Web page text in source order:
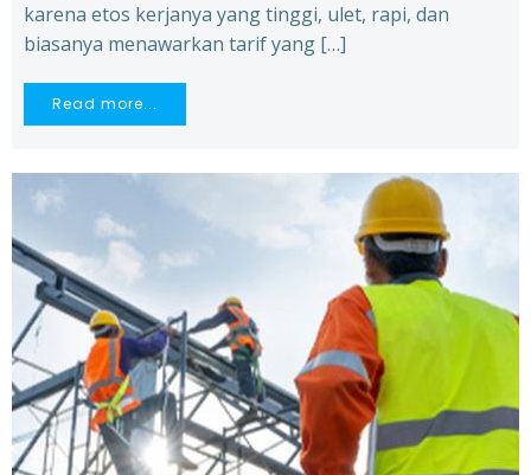
karena etos kerjanya yang tinggi, ulet, rapi, dan
biasanya menawarkan tarif yang […]
Read more...